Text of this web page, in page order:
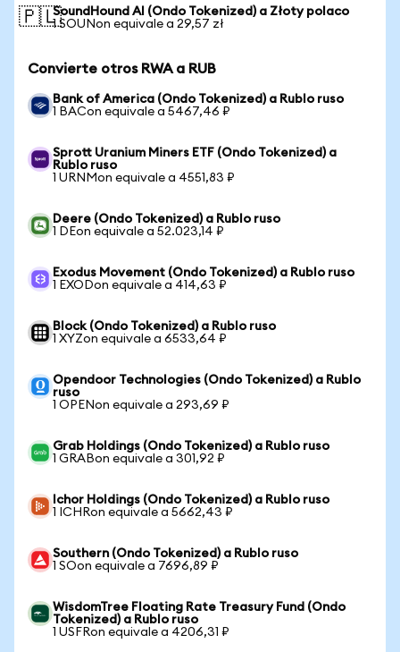
🇵🇱SoundHound AI (Ondo Tokenized) a Złoty polaco
1 SOUNon equivale a 29,57 zł
Convierte otros RWA a RUB
Bank of America (Ondo Tokenized) a Rublo ruso
1 BACon equivale a 5467,46 ₽
Sprott Uranium Miners ETF (Ondo Tokenized) a
Rublo ruso
1 URNMon equivale a 4551,83 ₽
Deere (Ondo Tokenized) a Rublo ruso
1 DEon equivale a 52.023,14 ₽
Exodus Movement (Ondo Tokenized) a Rublo ruso
1 EXODon equivale a 414,63 ₽
Block (Ondo Tokenized) a Rublo ruso
1 XYZon equivale a 6533,64 ₽
Opendoor Technologies (Ondo Tokenized) a Rublo
ruso
1 OPENon equivale a 293,69 ₽
Grab Holdings (Ondo Tokenized) a Rublo ruso
1 GRABon equivale a 301,92 ₽
Ichor Holdings (Ondo Tokenized) a Rublo ruso
1 ICHRon equivale a 5662,43 ₽
Southern (Ondo Tokenized) a Rublo ruso
1 SOon equivale a 7696,89 ₽
WisdomTree Floating Rate Treasury Fund (Ondo
Tokenized) a Rublo ruso
1 USFRon equivale a 4206,31 ₽